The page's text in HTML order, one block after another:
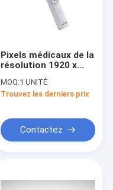
Pixels médicaux de la
résolution 1920 x
1080 de caméra de
fond de Digital de la
CE
MOQ:1 UNITÉ
Trouvez les derniers prix
Contactez